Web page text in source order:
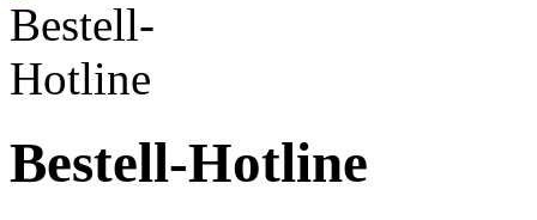
Bestell-Hotline